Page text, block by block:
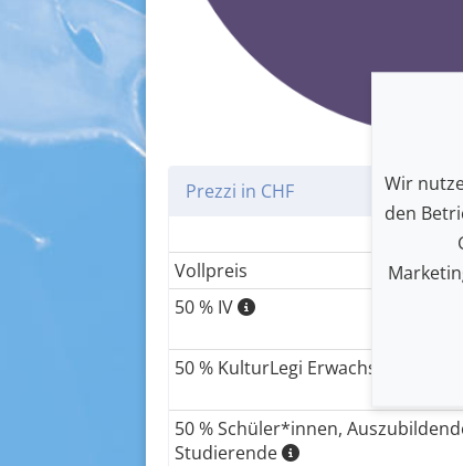
Prezzi in CHF
Vollpreis
50 % IV
50 % KulturLegi Erwachsene
50 % Schüler*innen,
Studierende
Wir
den